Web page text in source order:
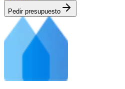
Pedir presupuesto